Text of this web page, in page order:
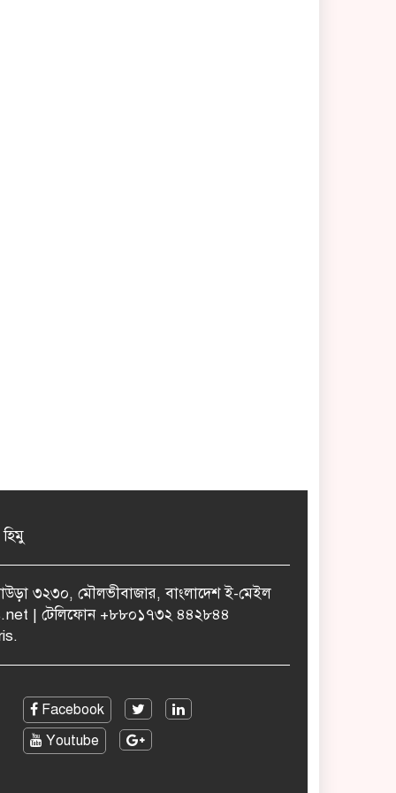
৩২৩০, মৌলভীবাজার, বাংলাদেশ ই-মেইল
| টেলিফোন +৮৮০১৭৩২ ৪৪২৮৪৪
Facebook
Youtube